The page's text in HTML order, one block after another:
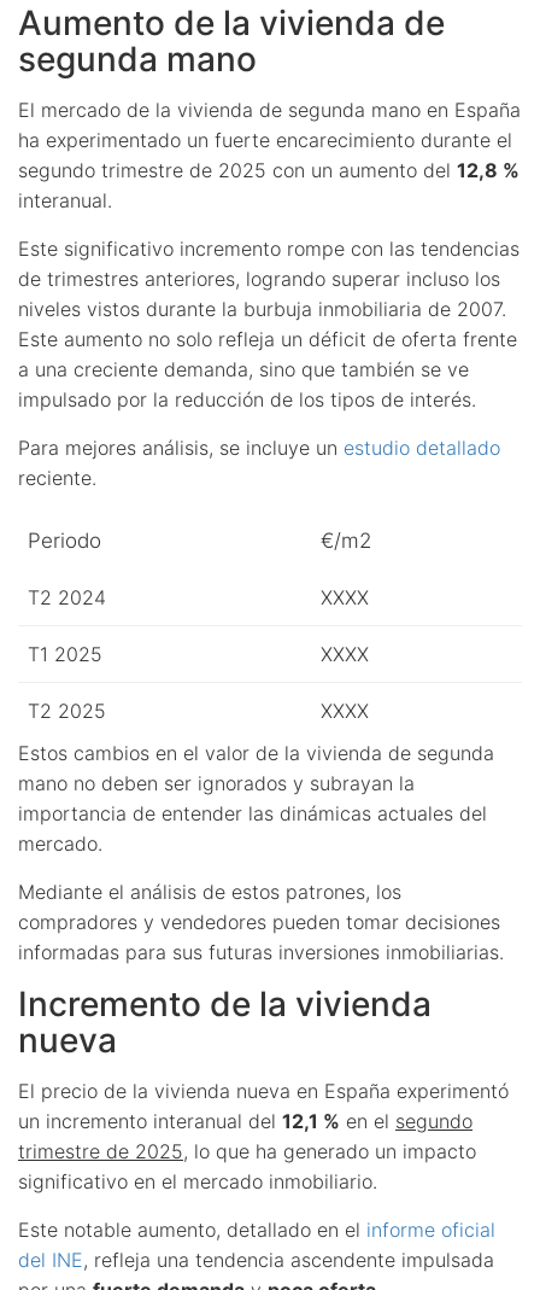
Aumento de la vivienda de
segunda mano
El mercado de la vivienda de segunda mano en España
ha experimentado un fuerte encarecimiento durante el
segundo trimestre de 2025 con un aumento del 12,8 %
interanual.
Este significativo incremento rompe con las tendencias
de trimestres anteriores, logrando superar incluso los
niveles vistos durante la burbuja inmobiliaria de 2007.
Este aumento no solo refleja un déficit de oferta frente
a una creciente demanda, sino que también se ve
impulsado por la reducción de los tipos de interés.
Para mejores análisis, se incluye un estudio detallado
reciente.
Periodo €/m2
T2 2024 XXXX
T1 2025 XXXX
T2 2025
XXXX
Estos cambios en el valor de la vivienda de segunda
mano no deben ser ignorados y subrayan la
importancia de entender las dinámicas actuales del
mercado.
Mediante el análisis de estos patrones, los
compradores y vendedores pueden tomar decisiones
informadas para sus futuras inversiones inmobiliarias.
Incremento de la vivienda
nueva
El precio de la vivienda nueva en España experimentó
un incremento interanual del 12,1 % en el segundo
trimestre de 2025, lo que ha generado un impacto
significativo en el mercado inmobiliario.
Este notable aumento, detallado en el informe oficial
del INE, refleja una tendencia ascendente impulsada